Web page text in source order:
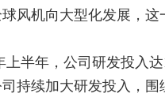
风机向大型化发展，
年，公司研发投入达
持续加大研发投入，